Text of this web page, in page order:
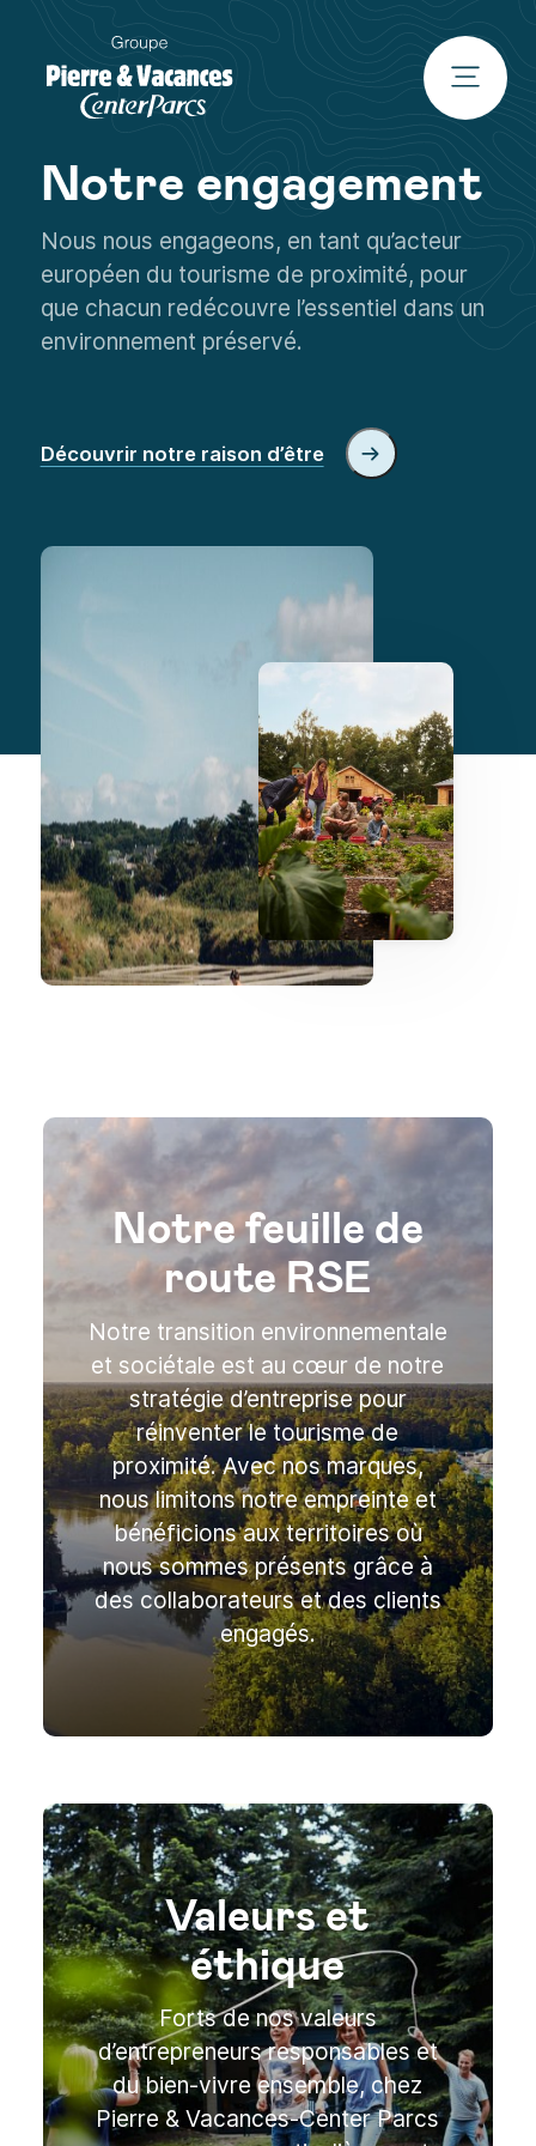
Notre engagement
Nous nous engageons, en tant qu’acteur
européen du tourisme de proximité, pour
que chacun redécouvre l’essentiel dans un
environnement préservé.
Découvrir notre raison d’être
Notre feuille de
route RSE
Notre transition environnementale
et sociétale est au cœur de notre
stratégie d’entreprise pour
réinventer le tourisme de
proximité. Avec nos marques,
nous limitons notre empreinte et
bénéficions aux territoires où
nous sommes présents grâce à
des collaborateurs et des clients
engagés.
Valeurs et
éthique
Forts de nos valeurs
d’entrepreneurs responsables et
du bien-vivre ensemble, chez
Pierre & Vacances-Center Parcs